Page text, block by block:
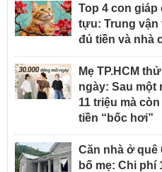
Top 4 con giáp
tựu: Trung vận
đủ tiền và nhà
Mẹ TP.HCM
ngày: Sau một
11 triệu mà
tiền “bốc hơi”
Căn nhà ở quê
bố mẹ: Chi phí